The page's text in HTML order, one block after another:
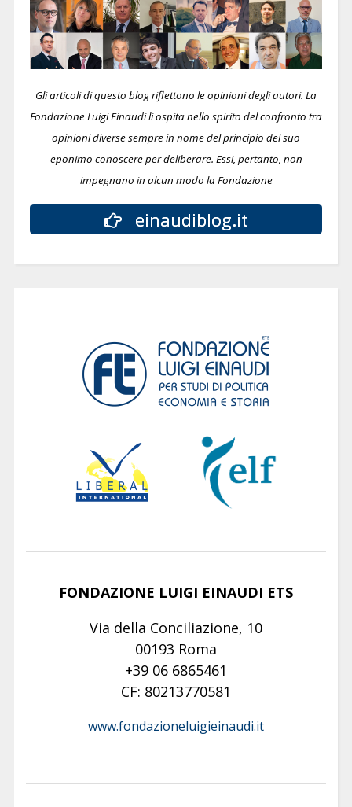
Gli articoli di questo blog riflettono le opinioni degli autori. La
Fondazione Luigi Einaudi li ospita nello spirito del confronto tra
opinioni diverse sempre in nome del principio del suo
eponimo conoscere per deliberare. Essi, pertanto, non
impegnano in alcun modo la Fondazione
einaudiblog.it
FONDAZIONE LUIGI EINAUDI ETS
Via della Conciliazione, 10
00193 Roma
+39 06 6865461
CF: 80213770581
www.fondazioneluigieinaudi.it